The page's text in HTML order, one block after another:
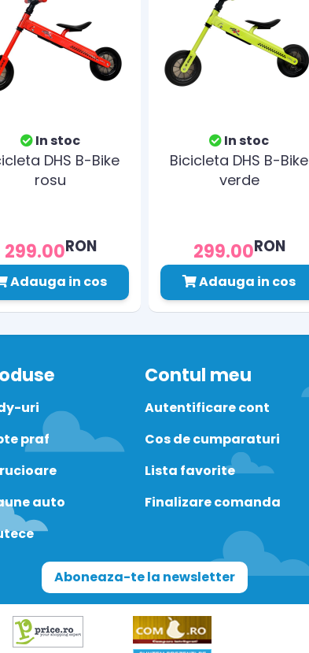
In stoc
DHS B-Bike
rosu
299.00RON
Adauga in cos
In stoc
Bicicleta DHS B-Bike
verde
299.00RON
Adauga in cos
uri
praf
auto
Contul meu
Autentificare cont
Cos de cumparaturi
Lista favorite
Finalizare comanda
Aboneaza-te la newsletter